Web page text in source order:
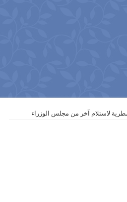
لاستلام آخر من مجلس الوزراء